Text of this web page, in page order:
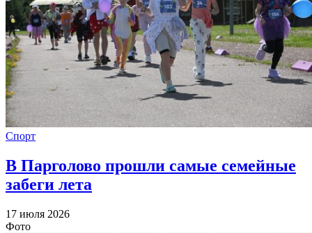
Спорт
В Парголово прошли самые семейные
забеги лета
17 июля 2026
Фото